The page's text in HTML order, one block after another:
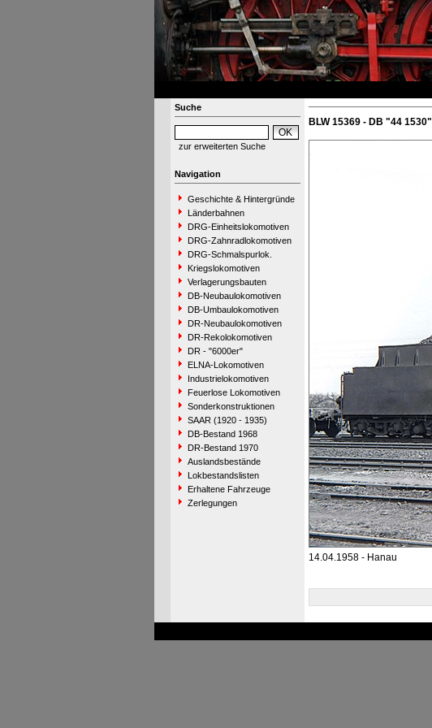
Suche
zur erweiterten Suche
Navigation
Geschichte & Hintergründe
Länderbahnen
DRG-Einheitslokomotiven
DRG-Zahnradlokomotiven
DRG-Schmalspurlok.
Kriegslokomotiven
Verlagerungsbauten
DB-Neubaulokomotiven
DB-Umbaulokomotiven
DR-Neubaulokomotiven
DR-Rekolokomotiven
DR - "6000er"
ELNA-Lokomotiven
Industrielokomotiven
Feuerlose Lokomotiven
Sonderkonstruktionen
SAAR (1920 - 1935)
DB-Bestand 1968
DR-Bestand 1970
Auslandsbestände
Lokbestandslisten
Erhaltene Fahrzeuge
Zerlegungen
BLW 15369 - DB "44 1530"
14.04.1958 - Hanau